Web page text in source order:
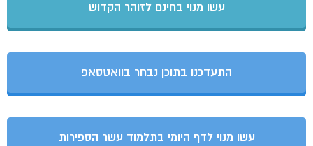
עשו מנוי בחינם לזוהר הקדוש
התעדכנו בתוכן נבחר בוואטסאפ
עשו מנוי לדף היומי בתלמוד עשר הספירות